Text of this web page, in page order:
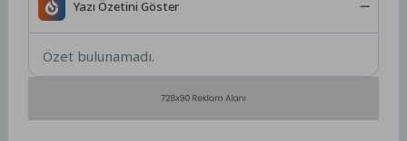
Yazı Özetini Göster
Özet bulunamadı.